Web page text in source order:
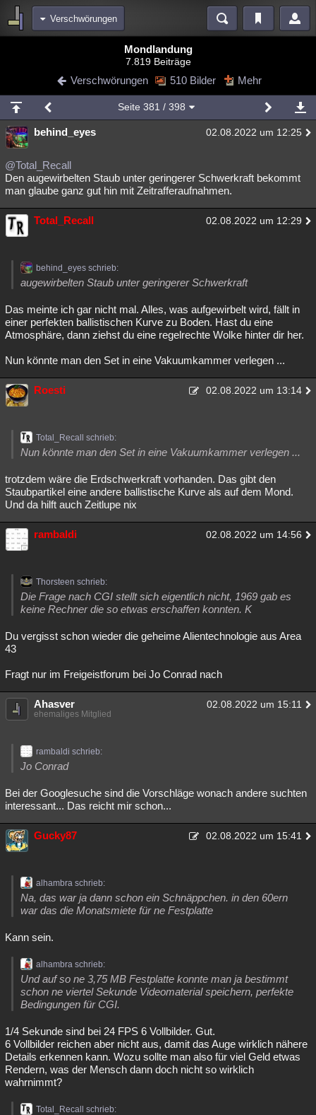
Verschwörungen
Blogs Videos
Chat Wiki Neuigkeiten
meine Rubriken
Menschen Wissenschaft Mystery Kriminalfälle
Spiritualität
Natur Umfragen Unterhaltung
weitere Rubriken
Philosophie
Astronomie
Musik Clash Verbesserungen Allmystery
Übersichten
Besucht Teilgenommen Alle Neue Geschlossen
Lesenswert Schlüsselwörter
Mondlandung
7.819 Beiträge
Verschwörungen 510 Bilder Mehr
Seite 381 / 398
behind_eyes 02.08.2022 um 12:25
@Total_Recall
Den augewirbelten Staub unter geringerer Schwerkraft bekommt
man glaube ganz gut hin mit Zeitrafferaufnahmen.
Total_Recall 02.08.2022 um 12:29
behind_eyes schrieb:
augewirbelten Staub unter geringerer Schwerkraft
Das meinte ich gar nicht mal. Alles, was aufgewirbelt wird, fällt in
einer perfekten ballistischen Kurve zu Boden. Hast du eine
Atmosphäre, dann ziehst du eine regelrechte Wolke hinter dir her.
Nun könnte man den Set in eine Vakuumkammer verlegen ...
Roesti 02.08.2022 um 13:14
Total_Recall schrieb:
Nun könnte man den Set in eine Vakuumkammer verlegen ...
trotzdem wäre die Erdschwerkraft vorhanden. Das gibt den
Staubpartikel eine andere ballistische Kurve als auf dem Mond.
Und da hilft auch Zeitlupe nix
rambaldi 02.08.2022 um 14:56
Thorsteen schrieb:
Die Frage nach CGI stellt sich eigentlich nicht, 1969 gab es
keine Rechner die so etwas erschaffen konnten. K
Du vergisst schon wieder die geheime Alientechnologie aus Area
43
Fragt nur im Freigeistforum bei Jo Conrad nach
Ahasver 02.08.2022 um 15:11
ehemaliges Mitglied
rambaldi schrieb:
Jo Conrad
Bei der Googlesuche sind die Vorschläge wonach andere suchten
interessant... Das reicht mir schon...
Gucky87 02.08.2022 um 15:41
alhambra schrieb:
Na, das war ja dann schon ein Schnäppchen. in den 60ern
war das die Monatsmiete für ne Festplatte
Kann sein.
alhambra schrieb:
Und auf so ne 3,75 MB Festplatte konnte man ja bestimmt
schon ne viertel Sekunde Videomaterial speichern, perfekte
Bedingungen für CGI.
1/4 Sekunde sind bei 24 FPS 6 Vollbilder. Gut.
6 Vollbilder reichen aber nicht aus, damit das Auge wirklich nähere
Details erkennen kann. Wozu sollte man also für viel Geld etwas
Rendern, was der Mensch dann doch nicht so wirklich
wahrnimmt?
Total_Recall schrieb: